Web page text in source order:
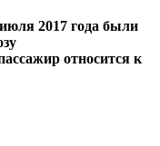
июля 2017 года были
относится к